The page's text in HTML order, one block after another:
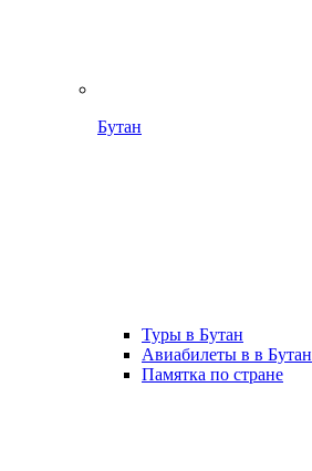
Бутан
Туры в Бутан
Авиабилеты в в Бутан
Памятка по стране